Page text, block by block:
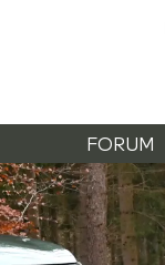
FORUM